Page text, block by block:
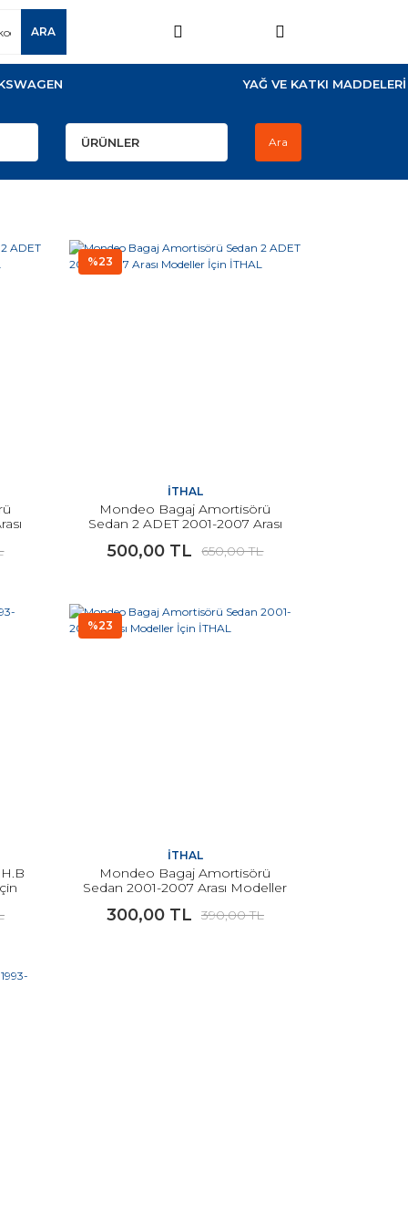
ARA
YAĞ VE KATKI MADDELERİ
Ara
%23
İTHAL
Mondeo Bagaj Amortisörü
Sedan 2 ADET 2001-2007 Arası
500,00 TL 650,00 TL
%23
İTHAL
Mondeo Bagaj Amortisörü
Sedan 2001-2007 Arası Modeller
300,00 TL 390,00 TL